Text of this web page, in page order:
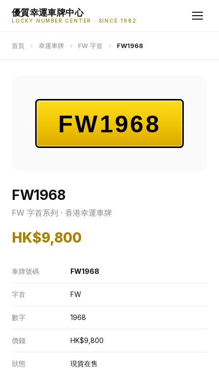
優質幸運車牌中心
LUCKY NUMBER CENTER · SINCE 1982
首頁 › 幸運車牌 › FW 字首 › FW1968
FW1968
FW1968
FW 字首系列 · 香港幸運車牌
HK$9,800
車牌號碼 FW1968
字首 FW
數字 1968
價錢 HK$9,800
狀態 現貨在售